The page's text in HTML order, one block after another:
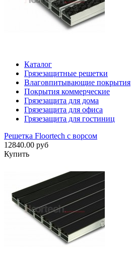
Каталог
Грязезащитные решетки
Влаговпитывающие покрытия
Покрытия коммерческие
Грязезащита для дома
Грязезащита для офиса
Грязезащита для гостиниц
Решетка Floortech с ворсом
12840.00 руб
Купить